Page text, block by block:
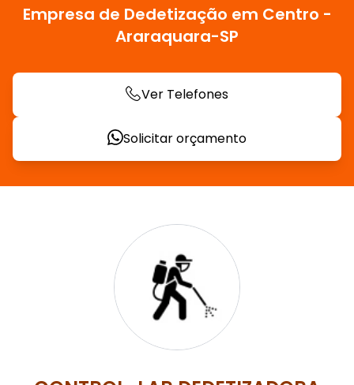
Empresa de Dedetização em Centro -
Araraquara-SP
Ver Telefones
Solicitar orçamento